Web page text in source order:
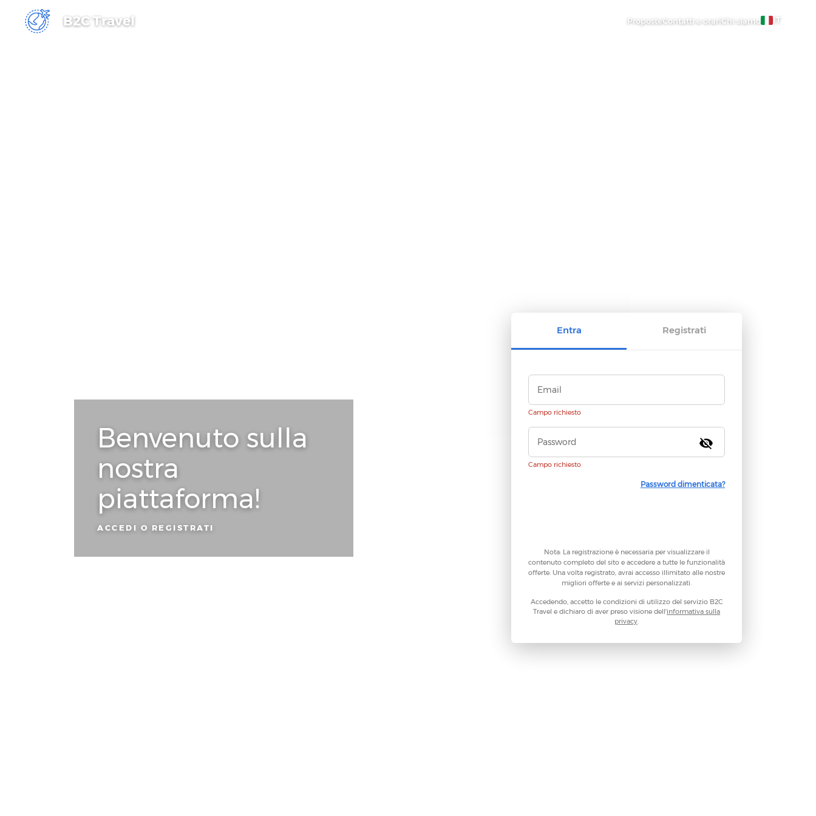
B2C Travel ProposteContatti e orariChi siamo IT
Benvenuto sulla
nostra
piattaforma!
ACCEDI O REGISTRATI
Entra Registrati
Campo richiesto
visibility_off
Campo richiesto
Password dimenticata?
Nota: La registrazione è necessaria per visualizzare il
contenuto completo del sito e accedere a tutte le funzionalità
offerte. Una volta registrato, avrai accesso illimitato alle nostre
migliori offerte e ai servizi personalizzati.
Accedendo, accetto le condizioni di utilizzo del servizio B2C
Travel e dichiaro di aver preso visione dell'informativa sulla
privacy.